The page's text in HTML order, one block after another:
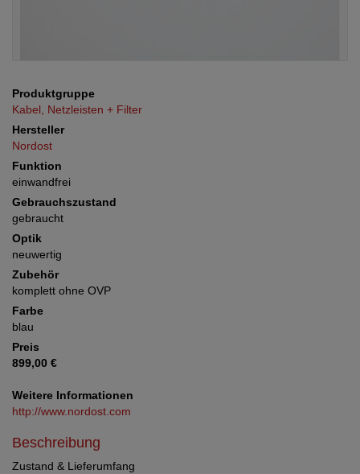
Produktgruppe
Kabel, Netzleisten + Filter
Hersteller
Nordost
Funktion
einwandfrei
Gebrauchszustand
gebraucht
Optik
neuwertig
Zubehör
komplett ohne OVP
Farbe
blau
Preis
899,00 €
Weitere Informationen
http://www.nordost.com
Beschreibung
Zustand & Lieferumfang